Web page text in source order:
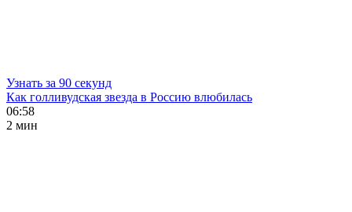
Узнать за 90 секунд
Как голливудская звезда в Россию влюбилась
06:58
2 мин